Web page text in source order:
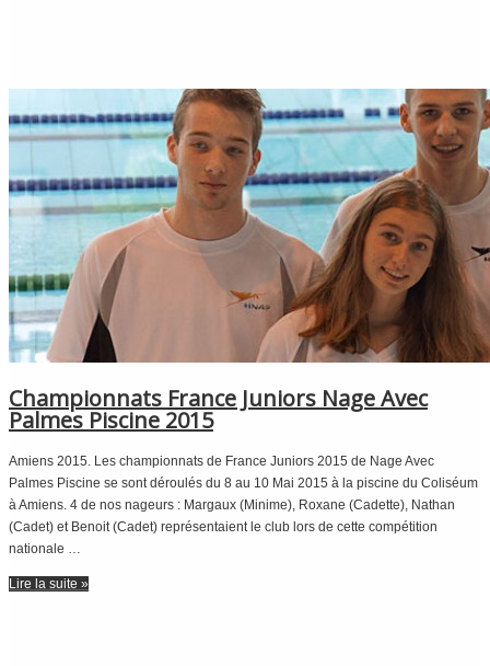
Championnats France Juniors Nage Avec
Palmes Piscine 2015
Amiens 2015. Les championnats de France Juniors 2015 de Nage Avec
Palmes Piscine se sont déroulés du 8 au 10 Mai 2015 à la piscine du Coliséum
à Amiens. 4 de nos nageurs : Margaux (Minime), Roxane (Cadette), Nathan
(Cadet) et Benoit (Cadet) représentaient le club lors de cette compétition
nationale …
Lire la suite »